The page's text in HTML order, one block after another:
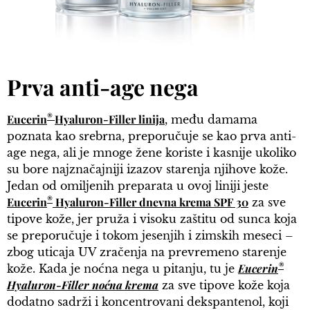
Prva anti-age nega
Eucerin®Hyaluron-Filler linija, među damama
poznata kao srebrna, preporučuje se kao prva anti-
age nega, ali je mnoge žene koriste i kasnije ukoliko
su bore najznačajniji izazov starenja njihove kože.
Jedan od omiljenih preparata u ovoj liniji jeste
Eucerin® Hyaluron-Filler dnevna krema SPF 30 za sve
tipove kože, jer pruža i visoku zaštitu od sunca koja
se preporučuje i tokom jesenjih i zimskih meseci –
zbog uticaja UV zračenja na prevremeno starenje
kože. Kada je noćna nega u pitanju, tu je Eucerin®
Hyaluron-Filler noćna krema za sve tipove kože koja
dodatno sadrži i koncentrovani dekspantenol, koji